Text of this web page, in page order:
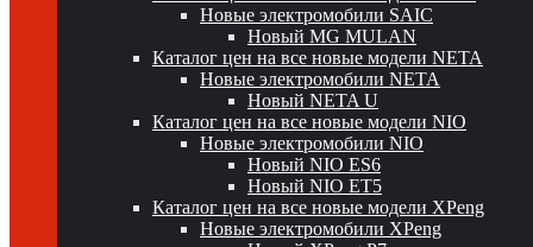
Новые электромобили SAIC
Новый MG MULAN
Каталог цен на все новые модели NETA
Новые электромобили NETA
Новый NETA U
Каталог цен на все новые модели NIO
Новые электромобили NIO
Новый NIO ES6
Новый NIO ET5
Каталог цен на все новые модели XPeng
Новые электромобили XPeng